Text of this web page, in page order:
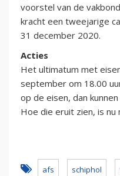
voorstel van de
kracht een tweejarige
31 december 2020.
Acties
Het ultimatum met
september om 18.00
op de eisen, dan
Hoe die eruit zien, is nu
afs schiphol